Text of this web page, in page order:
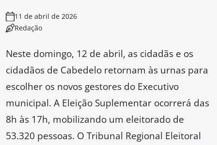
11 de abril de 2026
Redação
Neste domingo, 12 de abril, as cidadãs e os
cidadãos de Cabedelo retornam às urnas para
escolher os novos gestores do Executivo
municipal. A Eleição Suplementar ocorrerá das
8h às 17h, mobilizando um eleitorado de
53.320 pessoas. O Tribunal Regional Eleitoral